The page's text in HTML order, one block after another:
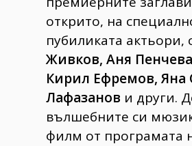
открито, на
пубиликата актьори,
Живков, Аня
Кирил Ефремов, Яна
Лафазанов и други.
вълшебните си
филм от програмата